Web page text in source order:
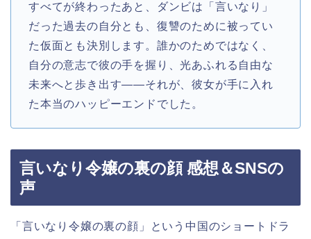
すべてが終わったあと、ダンビは「言いなり」
だった過去の自分とも、復讐のために被ってい
た仮面とも決別します。誰かのためではなく、
自分の意志で彼の手を握り、光あふれる自由な
未来へと歩き出す——それが、彼女が手に入れ
た本当のハッピーエンドでした。
言いなり令嬢の裏の顔 感想＆SNSの
声
「言いなり令嬢の裏の顔」という中国のショートドラ